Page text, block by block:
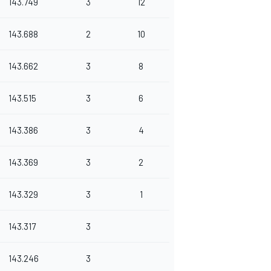
143.688 2 10
143.662 3 8
143.515 3 6
143.386 3 4
143.369 3 2
143.329 3 1
143.317 3
143.246 3